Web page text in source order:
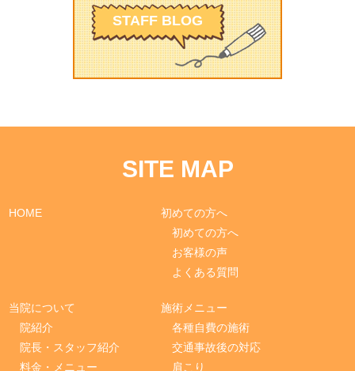
STAFF BLOG
SITE MAP
HOME
初めての方へ
初めての方へ
お客様の声
よくある質問
当院について
院紹介
院長・スタッフ紹介
料金・メニュー
施術メニュー
各種自費の施術
交通事故後の対応
肩こり